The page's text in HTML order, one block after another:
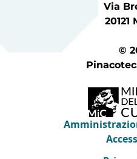
Via
20121
©